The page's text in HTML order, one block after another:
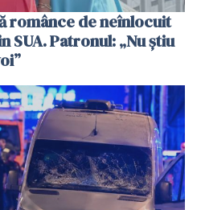
românce de neînlocuit
Patronul: „Nu știu